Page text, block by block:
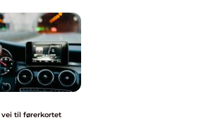
vei til førerkortet